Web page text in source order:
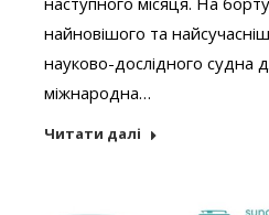
найновішого та
науково-дослідного судна
міжнародна…
Читати далі